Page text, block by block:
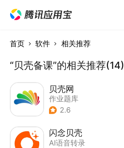
首页 软件 相关推荐
“贝壳备课”的相关推荐(14)
贝壳网
作业题库
2.6
闪念贝壳
AI语音转录